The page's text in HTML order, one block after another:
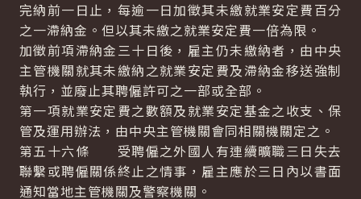
完納前一日止，每逾一日加徵其未繳就業安定費百分
之一滯納金。但以其未繳之就業安定費一倍為限。
加徵前項滯納金三十日後，雇主仍未繳納者，由中央
主管機關就其未繳納之就業安定費及滯納金移送強制
執行，並廢止其聘僱許可之一部或全部。
第一項就業安定費之數額及就業安定基金之收支、保
管及運用辦法，由中央主管機關會同相關機關定之。
第五十六條 受聘僱之外國人有連續曠職三日失去
聯繫或聘僱關係終止之情事，雇主應於三日內以書面
通知當地主管機關及警察機關。